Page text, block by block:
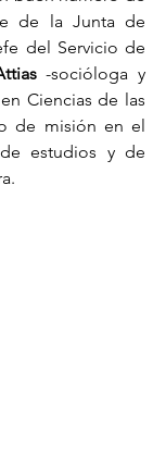
de la Junta de
del Servicio de
-socióloga y
Ciencias de las
de misión en el
estudios y de